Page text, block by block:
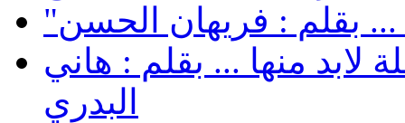
بقلم : فريهان الحسن
لابد منها ... بقلم : هاني
البدري